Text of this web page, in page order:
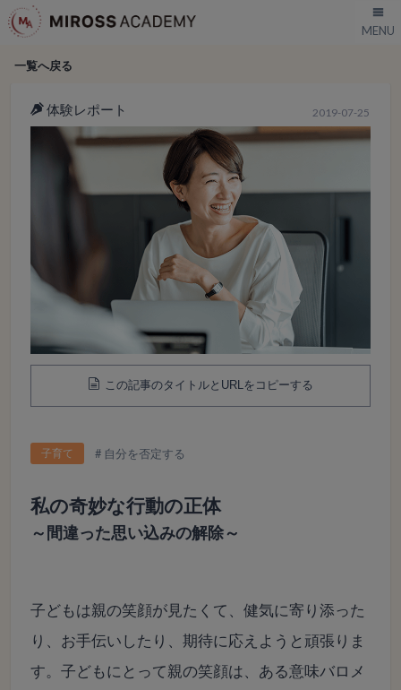
一覧へ戻る
2019-07-25
体験レポート
この記事のタイトルとURLをコピーする
子育て 自分を否定する
私の奇妙な行動の正体
～間違った思い込みの解除～
子どもは親の笑顔が見たくて、健気に寄り添った
り、お手伝いしたり、期待に応えようと頑張りま
す。子どもにとって親の笑顔は、ある意味バロメ